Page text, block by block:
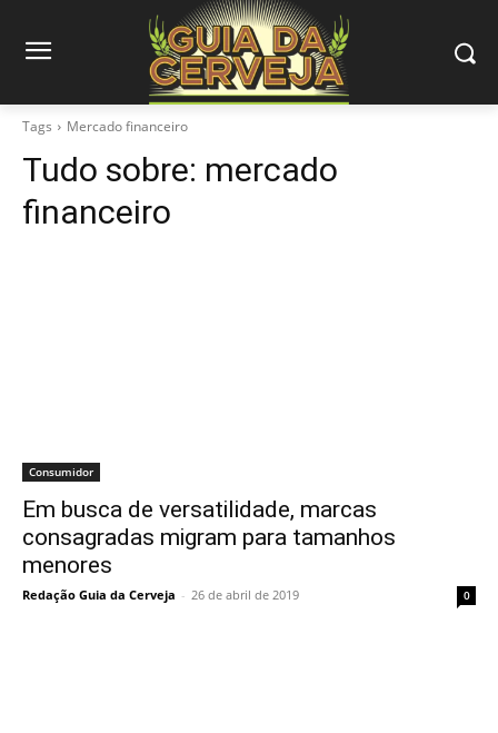
Tags Mercado financeiro
Tudo sobre: mercado
financeiro
Consumidor
Em busca de versatilidade, marcas
consagradas migram para tamanhos
menores
Redação Guia da Cerveja - 26 de abril de 2019 0